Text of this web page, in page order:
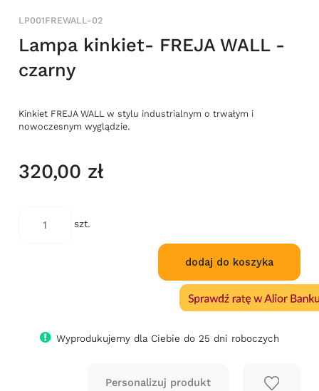
LP001FREWALL-02
Lampa kinkiet- FREJA WALL -
czarny
Kinkiet FREJA WALL w stylu industrialnym o trwałym i
nowoczesnym wyglądzie.
320,00 zł
szt.
dodaj do koszyka
Wyprodukujemy dla Ciebie do 25 dni roboczych